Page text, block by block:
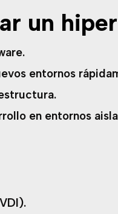
un
entornos
en entornos